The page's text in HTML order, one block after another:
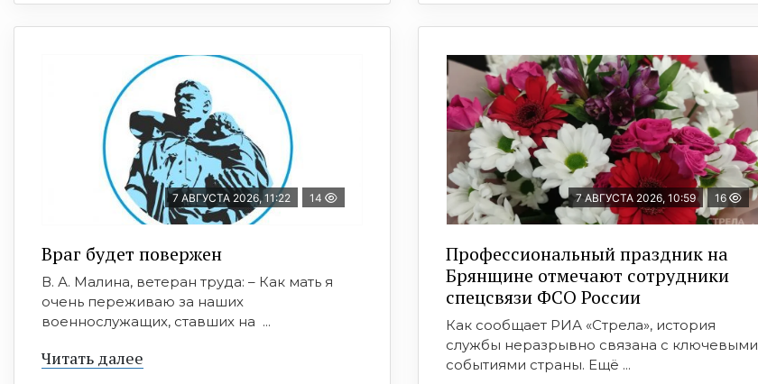
7 АВГУСТА 2026, 11:22 14
Враг будет повержен
В. А. Малина, ветеран труда: – Как мать я
очень переживаю за наших
военнослужащих, ставших на ...
Читать далее
7 АВГУСТА 2026, 10:59 16
Профессиональный праздник на
Брянщине отмечают сотрудники
спецсвязи ФСО России
Как сообщает РИА «Стрела», история
службы неразрывно связана с ключевыми
событиями страны. Ещё ...